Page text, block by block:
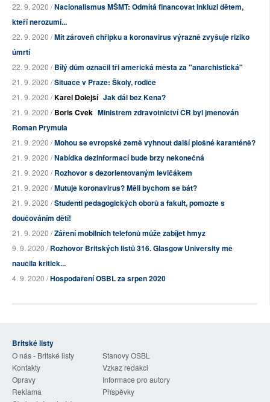
22. 9. 2020 /Nacionalismus MŠMT: Odmítá financovat inkluzi dětem,
kteří nerozumí...
22. 9. 2020 /Mít zároveň chřipku a koronavirus výrazně zvyšuje riziko
úmrtí
22. 9. 2020 /Bílý dům označil tři americká města za "anarchistická"
21. 9. 2020 /Situace v Praze: Školy, rodiče
21. 9. 2020 /Karel Dolejší Jak dál bez Kena?
21. 9. 2020 /Boris Cvek Ministrem zdravotnictví ČR byl jmenován
Roman Prymula
21. 9. 2020 /Mohou se evropské země vyhnout další plošné karanténě?
21. 9. 2020 /Nabídka dezinformací bude brzy nekonečná
21. 9. 2020 /Rozhovor s dezorientovaným levičákem
21. 9. 2020 /Mutuje koronavirus? Měli bychom se bát?
21. 9. 2020 /Studenti pedagogických oborů a fakult, pomozte s
doučováním dětí!
21. 9. 2020 /Záření mobilních telefonů může zabíjet hmyz
9. 9. 2020 /Rozhovor Britských listů 316. Glasgow University mě
naučila kritick...
4. 9. 2020 /Hospodaření OSBL za srpen 2020
Britské listy
O nás - Britské listy
Stanovy OSBL
Kontakty
Vzkaz redakci
Opravy
Informace pro autory
Reklama
Příspěvky